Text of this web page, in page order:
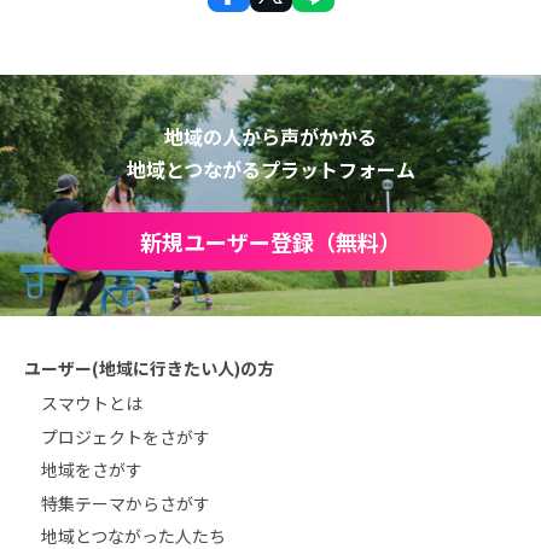
地域の人から声がかかる
地域とつながるプラットフォーム
新規ユーザー登録（無料）
ユーザー(地域に行きたい人)の方
スマウトとは
プロジェクトをさがす
地域をさがす
特集テーマからさがす
地域とつながった人たち